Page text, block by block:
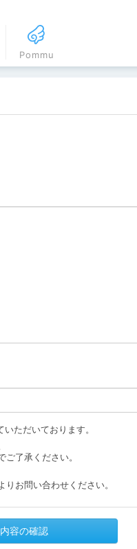
Pommu
ただいております。
了承ください。
お問い合わせください。
容の確認